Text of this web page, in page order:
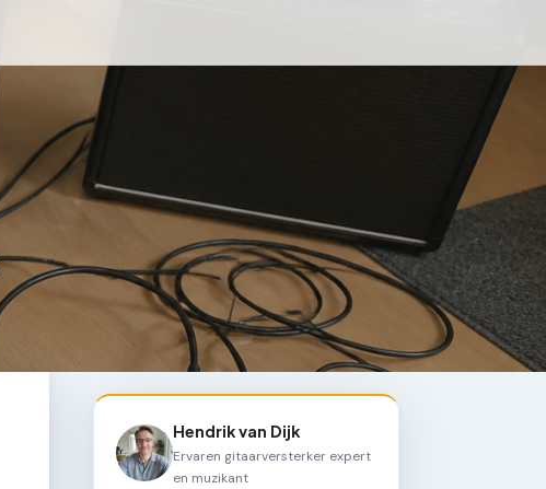
Hendrik van Dijk
Ervaren gitaarversterker expert
en muzikant